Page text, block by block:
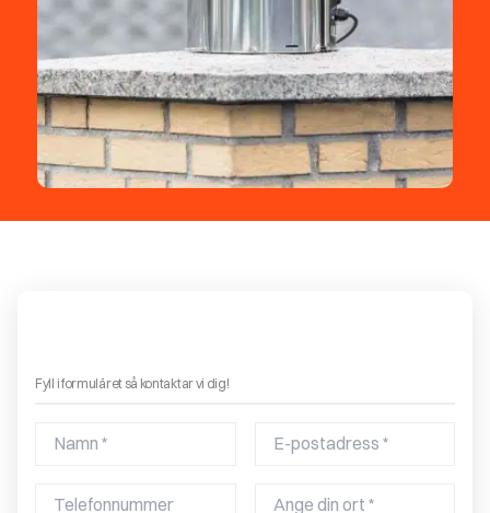
Fyll i formuläret så kontaktar vi dig!